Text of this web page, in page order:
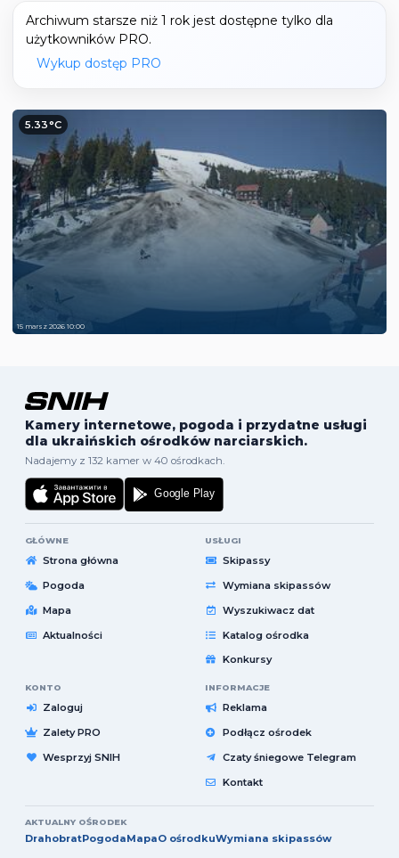
Archiwum starsze niż 1 rok jest dostępne tylko dla
użytkowników PRO.
Wykup dostęp PRO
5.33°C
15 marsz 2026 10:00
Kamery internetowe, pogoda i przydatne usługi
dla ukraińskich ośrodków narciarskich.
Nadajemy z 132 kamer w 40 ośrodkach.
GŁÓWNE
Strona główna
Pogoda
Mapa
Aktualności
USŁUGI
Skipassy
Wymiana skipassów
Wyszukiwacz dat
Katalog ośrodka
Konkursy
KONTO
Zaloguj
Zalety PRO
Wesprzyj SNIH
INFORMACJE
Reklama
Podłącz ośrodek
Czaty śniegowe Telegram
Kontakt
AKTUALNY OŚRODEK
DrahobratPogodaMapaO ośrodkuWymiana skipassów